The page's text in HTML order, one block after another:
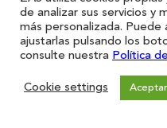
de analizar sus servicios y
más personalizada. Puede
ajustarlas pulsando los
consulte nuestra Política
Cookie settings Aceptar